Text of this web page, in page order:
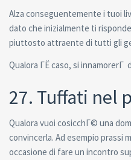
Alza conseguentemente i tuoi
dato che inizialmente ti
piuttosto attraente di tutti gli
Qualora ГЁ caso, si innamorerГ
27. Tuffati nel
Qualora vuoi cosicchГ© una
convincerla. Ad esempio prassi
occasione di fare un incontro